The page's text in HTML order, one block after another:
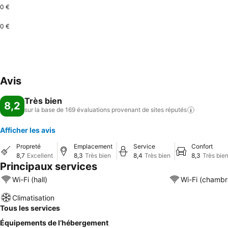
0 €
0 €
Avis
8,2 Très bien
sur la base de 169 évaluations provenant de sites réputés
Afficher les avis
Propreté
8,7 Excellent
Emplacement
8,3 Très bien
Service
8,4 Très bien
Confort
8,3 Très bien
Principaux services
Wi-Fi (hall) Wi-Fi
Climatisation
Tous les services
Équipements de l’hébergement